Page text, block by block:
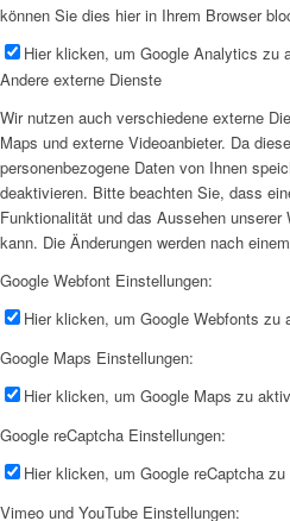
können Sie dies hier in Ihrem Browser
Hier klicken, um Google Analytics zu
Andere externe Dienste
Wir nutzen auch verschiedene externe
Maps und externe Videoanbieter. Da
personenbezogene Daten von Ihnen
deaktivieren. Bitte beachten Sie, dass
Funktionalität und das Aussehen
kann. Die Änderungen werden nach
Google Webfont Einstellungen:
Hier klicken, um Google Webfonts zu
Google Maps Einstellungen:
Hier klicken, um Google Maps zu
Google reCaptcha Einstellungen:
Hier klicken, um Google reCaptcha
Vimeo und YouTube Einstellungen: